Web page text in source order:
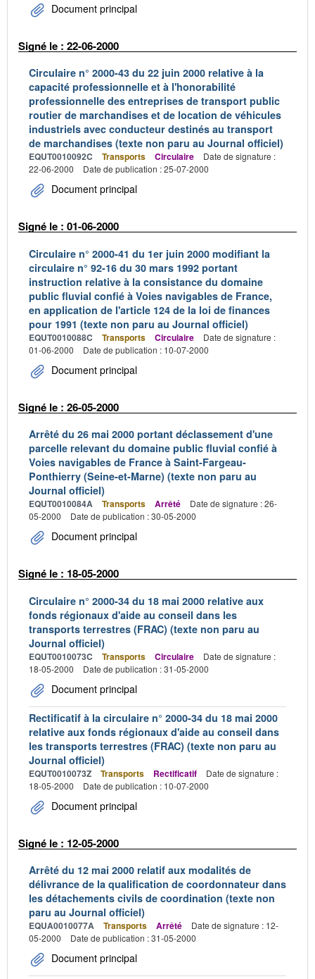
Document principal
Signé le : 22-06-2000
Circulaire n° 2000-43 du 22 juin 2000 relative à la
capacité professionnelle et à l'honorabilité
professionnelle des entreprises de transport public
routier de marchandises et de location de véhicules
industriels avec conducteur destinés au transport
de marchandises (texte non paru au Journal officiel)
EQUT0010092C Transports Circulaire
Date de signature :
22-06-2000
Date de publication : 25-07-2000
Document principal
Signé le : 01-06-2000
Circulaire n° 2000-41 du 1er juin 2000 modifiant la
circulaire n° 92-16 du 30 mars 1992 portant
instruction relative à la consistance du domaine
public fluvial confié à Voies navigables de France,
en application de l'article 124 de la loi de finances
pour 1991 (texte non paru au Journal officiel)
EQUT0010088C Transports Circulaire
Date de signature :
01-06-2000
Date de publication : 10-07-2000
Document principal
Signé le : 26-05-2000
Arrêté du 26 mai 2000 portant déclassement d'une
parcelle relevant du domaine public fluvial confié à
Voies navigables de France à Saint-Fargeau-
Ponthierry (Seine-et-Marne) (texte non paru au
Journal officiel)
EQUT0010084A Transports Arrêté
Date de signature : 26-
05-2000
Date de publication : 30-05-2000
Document principal
Signé le : 18-05-2000
Circulaire n° 2000-34 du 18 mai 2000 relative aux
fonds régionaux d'aide au conseil dans les
transports terrestres (FRAC) (texte non paru au
Journal officiel)
EQUT0010073C Transports Circulaire
Date de signature :
18-05-2000
Date de publication : 31-05-2000
Document principal
Rectificatif à la circulaire n° 2000-34 du 18 mai 2000
relative aux fonds régionaux d'aide au conseil dans
les transports terrestres (FRAC) (texte non paru au
Journal officiel)
EQUT0010073Z Transports Rectificatif
Date de signature :
18-05-2000
Date de publication : 10-07-2000
Document principal
Signé le : 12-05-2000
Arrêté du 12 mai 2000 relatif aux modalités de
délivrance de la qualification de coordonnateur dans
les détachements civils de coordination (texte non
paru au Journal officiel)
EQUA0010077A Transports Arrêté
Date de signature : 12-
05-2000
Date de publication : 31-05-2000
Document principal